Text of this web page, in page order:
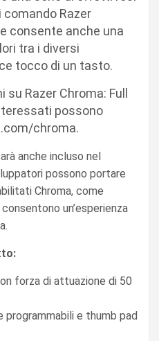
Razer
consente anche una
tra i diversi
tocco di un tasto.
Razer Chroma: Full
possono
chroma.
anche incluso nel
possono portare
Chroma, come
un’esperienza
forza di attuazione di 50
e thumb pad